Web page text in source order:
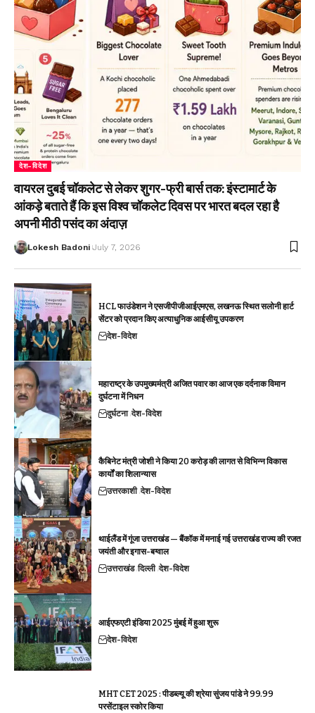
देश-विदेश
वायरल दुबई चॉकलेट से लेकर शुगर-फ्री बार्स तक: इंस्टामार्ट के
आंकड़े बताते हैं कि इस विश्व चॉकलेट दिवस पर भारत बदल रहा है
अपनी मीठी पसंद का अंदाज़
Lokesh Badoni July 7, 2026
HCL फाउंडेशन ने एसजीपीजीआईएमएस, लखनऊ स्थित सलोनी हार्ट
सेंटर को प्रदान किए अत्याधुनिक आईसीयू उपकरण
देश-विदेश
महाराष्ट्र के उपमुख्यमंत्री अजित पवार का आज एक दर्दनाक विमान
दुर्घटना में निधन
दुर्घटना देश-विदेश
कैबिनेट मंत्री जोशी ने किया 20 करोड़ की लागत से विभिन्न विकास
कार्यों का शिलान्यास
उत्तरकाशी देश-विदेश
थाईलैंड में गूंजा उत्तराखंड — बैंकॉक में मनाई गई उत्तराखंड राज्य की रजत
जयंती और इगास-बग्वाल
उत्तराखंड दिल्ली देश-विदेश
आईएफएटी इंडिया 2025 मुंबई में हुआ शुरू
देश-विदेश
MHT CET 2025 : पीडब्ल्यू की श्रेया सुंजय पांडे ने 99.99
परसेंटाइल स्कोर किया